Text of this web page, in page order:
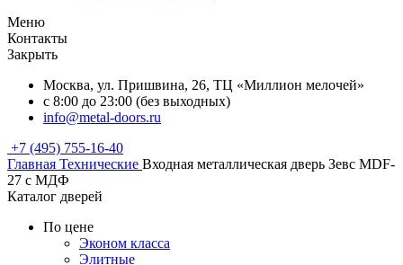
Меню
Контакты
Закрыть
Москва, ул. Пришвина, 26, ТЦ «Миллион мелочей»
с 8:00 до 23:00 (без выходных)
info@metal-doors.ru
+7 (495) 755-16-40
Главная Технические Входная металлическая дверь Зевс MDF-
27 с МДФ
Каталог дверей
По цене
Эконом класса
Элитные